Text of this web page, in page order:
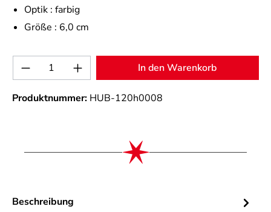
Optik : farbig
Größe : 6,0 cm
Produkt Anzahl: Gib den gewünschten
In den Warenkorb
Produktnummer: HUB-120h0008
Beschreibung